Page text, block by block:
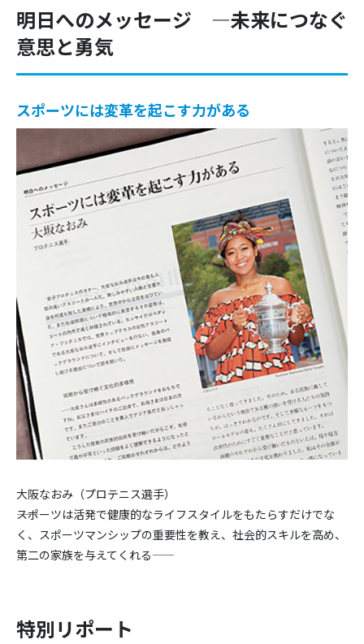
明日へのメッセージ ―未来につなぐ
意思と勇気
スポーツには変革を起こす力がある
大阪なおみ（プロテニス選手）
――スポーツは活発で健康的なライフスタイルをもたらすだけでな
く、スポーツマンシップの重要性を教え、社会的スキルを高め、
第二の家族を与えてくれる――
特別リポート